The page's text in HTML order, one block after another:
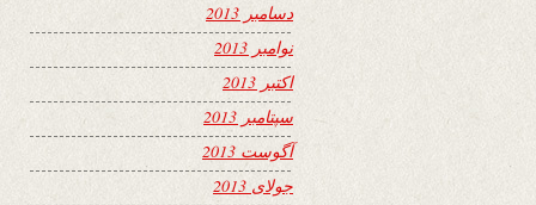
دسامبر 2013
نوامبر 2013
اکتبر 2013
سپتامبر 2013
آگوست 2013
جولای 2013